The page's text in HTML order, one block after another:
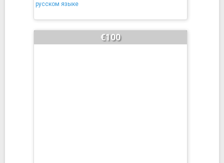
русском языке
€100